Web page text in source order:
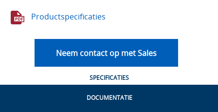
Productspecificaties
Neem contact op met Sales
SPECIFICATIES
DOCUMENTATIE